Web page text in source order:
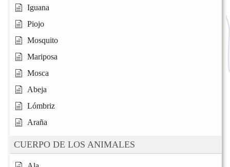
Iguana
Piojo
Mosquito
Mariposa
Mosca
Abeja
Lómbriz
Araña
CUERPO DE LOS ANIMALES